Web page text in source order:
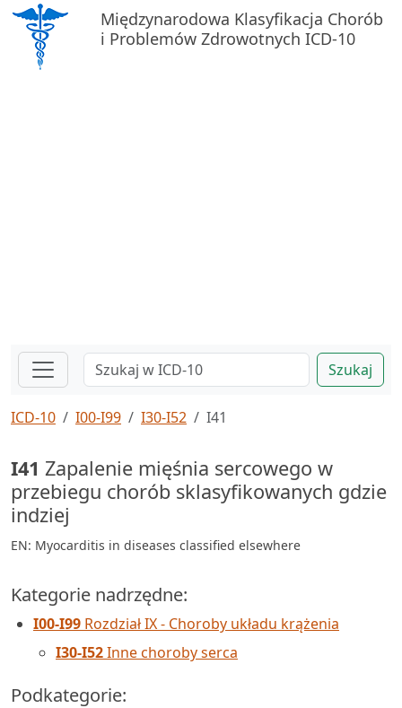
Międzynarodowa Klasyfikacja Chorób
i Problemów Zdrowotnych ICD-10
Szukaj
ICD-10 I00-I99 I30-I52 I41
I41 Zapalenie mięśnia sercowego w
przebiegu chorób sklasyfikowanych gdzie
indziej
EN: Myocarditis in diseases classified elsewhere
Kategorie nadrzędne:
I00-I99 Rozdział IX - Choroby układu krążenia
I30-I52Inne choroby serca
Podkategorie: